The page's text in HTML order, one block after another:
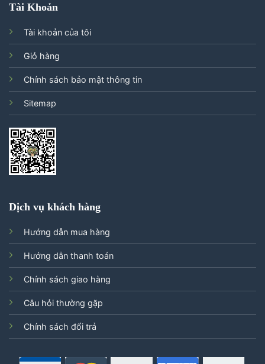
Tài Khoản
Tài khoản của tôi
Giỏ hàng
Chính sách bảo mật thông tin
Sitemap
Dịch vụ khách hàng
Hướng dẫn mua hàng
Hướng dẫn thanh toán
Chính sách giao hàng
Câu hỏi thường gặp
Chính sách đổi trả